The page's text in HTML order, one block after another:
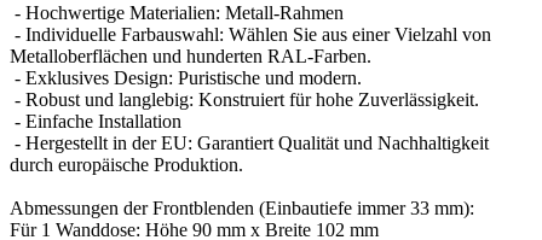
- Hochwertige Materialien: Metall-Rahmen
- Individuelle Farbauswahl: Wählen Sie aus einer Vielzahl von
Metalloberflächen und hunderten RAL-Farben.
- Exklusives Design: Puristische und modern.
- Robust und langlebig: Konstruiert für hohe Zuverlässigkeit.
- Einfache Installation
- Hergestellt in der EU: Garantiert Qualität und Nachhaltigkeit
durch europäische Produktion.
Abmessungen der Frontblenden (Einbautiefe immer 33 mm):
Für 1 Wanddose: Höhe 90 mm x Breite 102 mm